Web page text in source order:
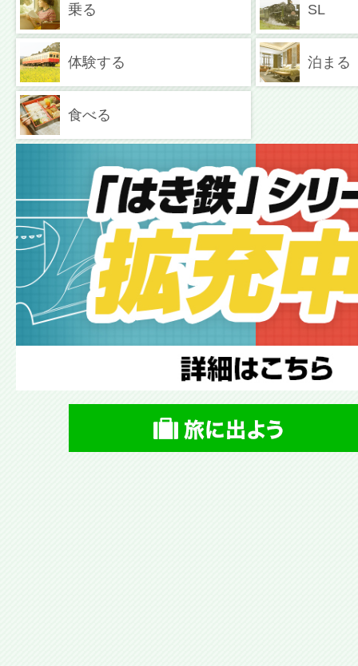
乗る SL
体験する 泊まる
食べる